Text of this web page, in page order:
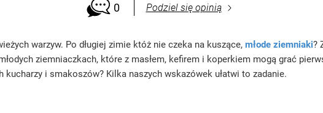
0 Podziel się opinią
warzyw. Po długiej zimie któż nie czeka na kuszące, młode ziemniaki?
ziemniaczkach, które z masłem, kefirem i koperkiem mogą grać
kucharzy i smakoszów? Kilka naszych wskazówek ułatwi to zadanie.